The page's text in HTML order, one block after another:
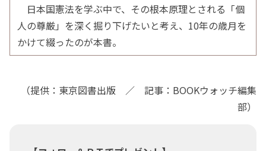
日本国憲法を学ぶ中で、その根本原理とされる「個
人の尊厳」を深く掘り下げたいと考え、10年の歳月を
かけて綴ったのが本書。
（提供：東京図書出版 ／ 記事：BOOKウォッチ編集
部）